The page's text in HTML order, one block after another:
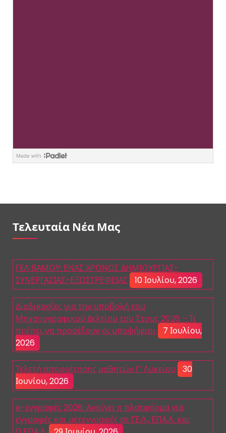
Τελευταία Νέα Μας
ΓΕΛ ΒΑΜΟΥ: ΕΝΑΣ ΧΡΟΝΟΣ ΔΗΜΙΟΥΡΓΙΑΣ-
ΣΥΝΕΡΓΑΣΙΑΣ-ΕΞΩΣΤΡΕΦΕΙΑΣ
10 Ιουλίου, 2026
Διαδικασίες για την υποβολή του
Μηχανογραφικού Δελτίου του Έτους 2026 – Τι
πρέπει να προσέξουν οι υποψήφιοι
7 Ιουλίου,
2026
Τελετή αποφοίτησης μαθητών Γ’ Λυκείου
30
Ιουνίου, 2026
e-εγγραφές 2026: Ανοίγει η πλατφόρμα για
εγγραφές και μετεγγραφές σε ΓΕ.Λ., ΕΠΑ.Λ. και